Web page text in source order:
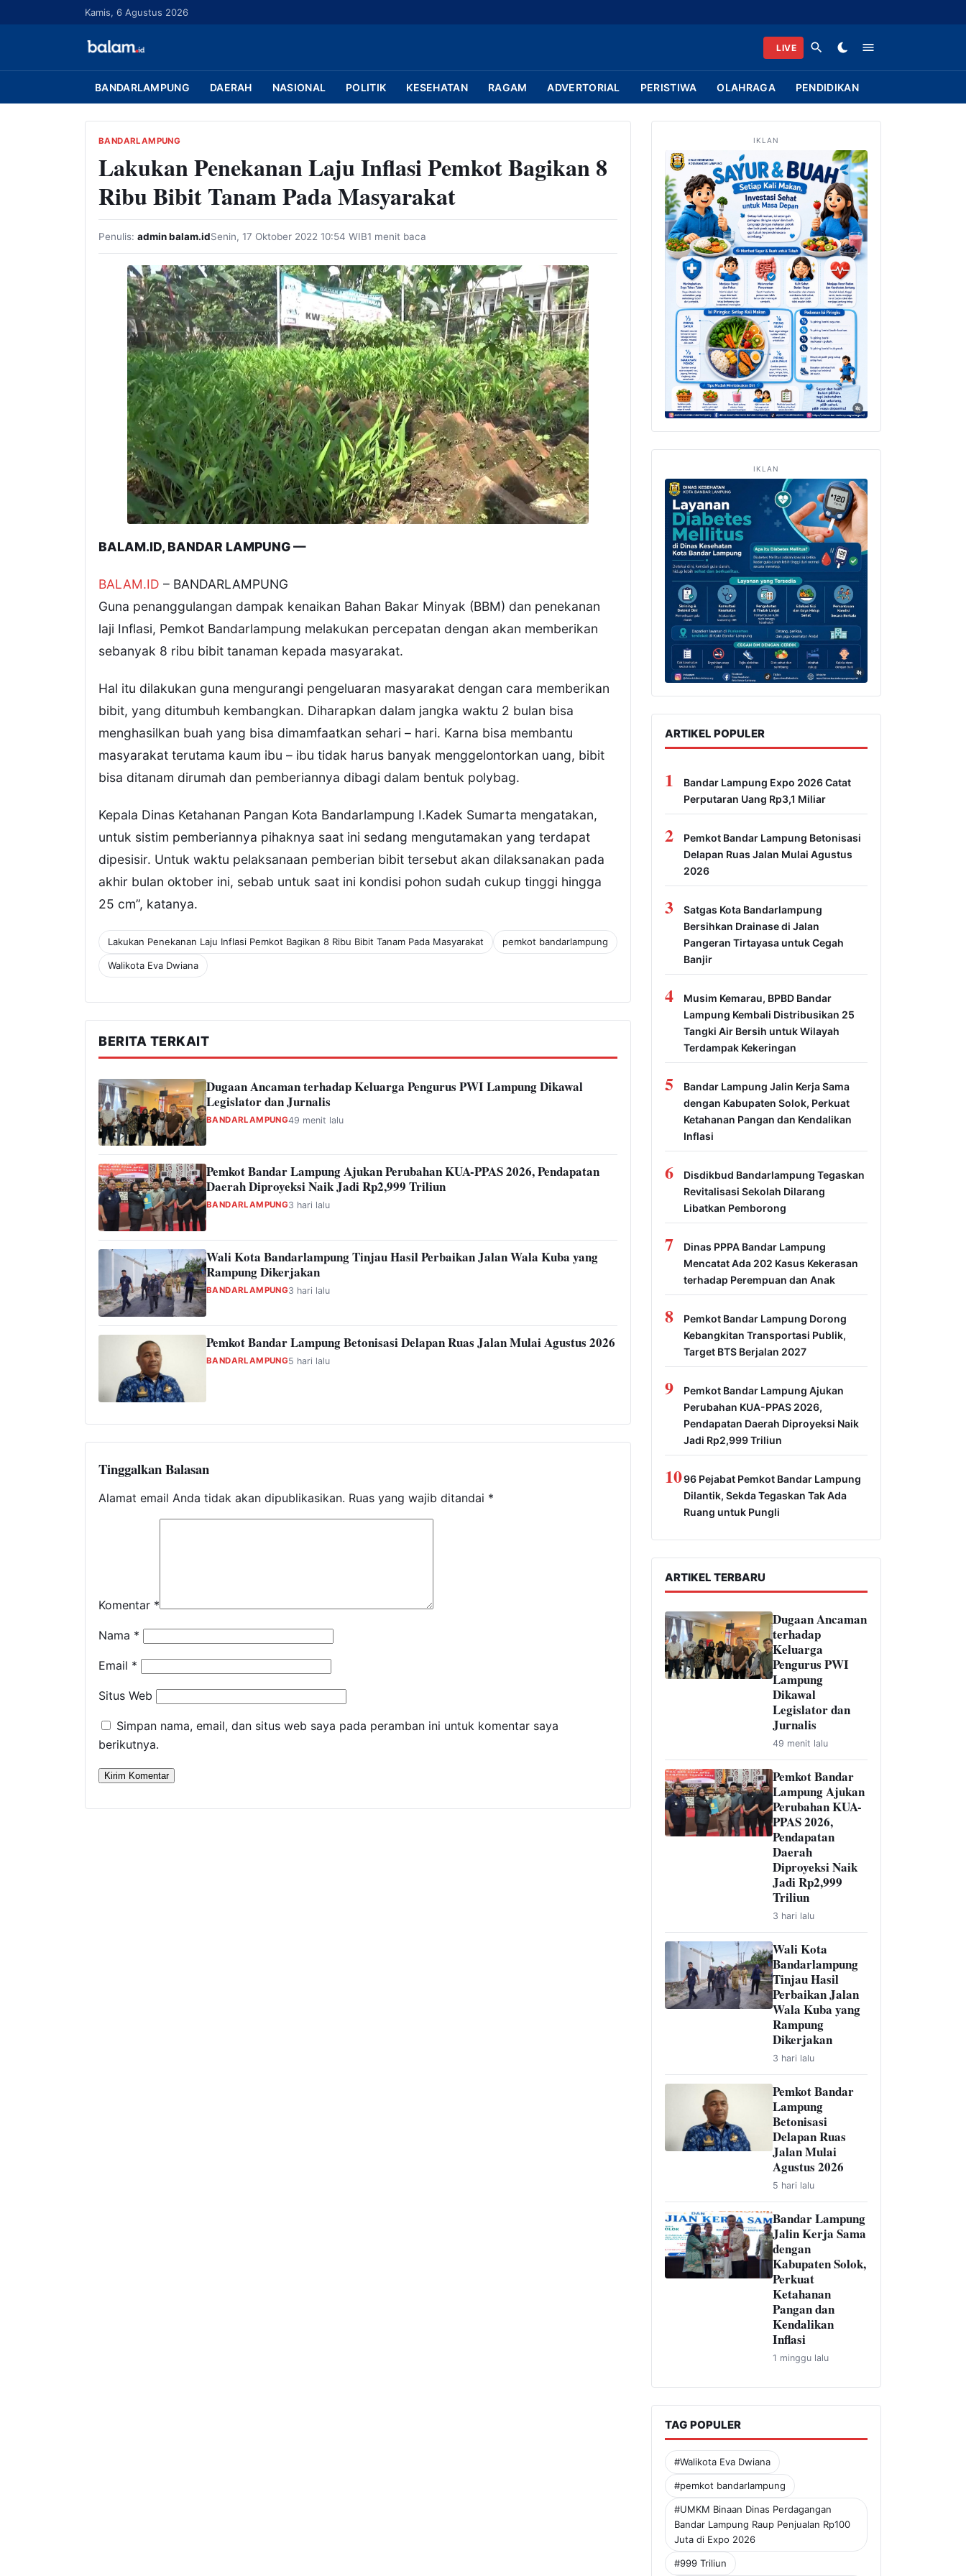
u
Kamis, 6 Agustus 2026
LIVE
BANDARLAMPUNG DAERAH NASIONAL POLITIK KESEHATAN RAGAM ADVERTORIAL PERISTIWA OLAHRAGA PENDIDIKAN
BANDARLAMPUNG
Lakukan Penekanan Laju Inflasi Pemkot Bagikan 8
Ribu Bibit Tanam Pada Masyarakat
Penulis: admin balam.idSenin, 17 Oktober 2022 10:54 WIB1 menit baca
BALAM.ID, BANDAR LAMPUNG —
BALAM.ID – BANDARLAMPUNG
Guna penanggulangan dampak kenaikan Bahan Bakar Minyak (BBM) dan penekanan
laji Inflasi, Pemkot Bandarlampung melakukan percepatan dengan akan memberikan
sebanyak 8 ribu bibit tanaman kepada masyarakat.
Hal itu dilakukan guna mengurangi pengeluaran masyarakat dengan cara memberikan
bibit, yang ditumbuh kembangkan. Diharapkan dalam jangka waktu 2 bulan bisa
menghasilkan buah yang bisa dimamfaatkan sehari – hari. Karna bisa membantu
masyarakat terutama kaum ibu – ibu tidak harus banyak menggelontorkan uang, bibit
bisa ditanam dirumah dan pemberiannya dibagi dalam bentuk polybag.
Kepala Dinas Ketahanan Pangan Kota Bandarlampung I.Kadek Sumarta mengatakan,
untuk sistim pemberiannya pihaknya saat ini sedang mengutamakan yang terdapat
dipesisir. Untuk waktu pelaksanaan pemberian bibit tersebut akan dilaksanakan pada
akhir bulan oktober ini, sebab untuk saat ini kondisi pohon sudah cukup tinggi hingga
25 cm”, katanya.
Lakukan Penekanan Laju Inflasi Pemkot Bagikan 8 Ribu Bibit Tanam Pada Masyarakat pemkot bandarlampung
Walikota Eva Dwiana
BERITA TERKAIT
Dugaan Ancaman terhadap Keluarga Pengurus PWI Lampung Dikawal
Legislator dan Jurnalis
BANDARLAMPUNG49 menit lalu
Pemkot Bandar Lampung Ajukan Perubahan KUA-PPAS 2026, Pendapatan
Daerah Diproyeksi Naik Jadi Rp2,999 Triliun
BANDARLAMPUNG3 hari lalu
Wali Kota Bandarlampung Tinjau Hasil Perbaikan Jalan Wala Kuba yang
Rampung Dikerjakan
BANDARLAMPUNG3 hari lalu
Pemkot Bandar Lampung Betonisasi Delapan Ruas Jalan Mulai Agustus 2026
BANDARLAMPUNG5 hari lalu
Tinggalkan Balasan
Alamat email Anda tidak akan dipublikasikan. Ruas yang wajib ditandai *
Komentar *
Nama *
Email *
Situs Web
Simpan nama, email, dan situs web saya pada peramban ini untuk komentar saya
berikutnya.
IKLAN
IKLAN
ARTIKEL POPULER
1
Bandar Lampung Expo 2026 Catat
Perputaran Uang Rp3,1 Miliar
2
Pemkot Bandar Lampung Betonisasi
Delapan Ruas Jalan Mulai Agustus
2026
3
Satgas Kota Bandarlampung
Bersihkan Drainase di Jalan
Pangeran Tirtayasa untuk Cegah
Banjir
4
Musim Kemarau, BPBD Bandar
Lampung Kembali Distribusikan 25
Tangki Air Bersih untuk Wilayah
Terdampak Kekeringan
5
Bandar Lampung Jalin Kerja Sama
dengan Kabupaten Solok, Perkuat
Ketahanan Pangan dan Kendalikan
Inflasi
6
Disdikbud Bandarlampung Tegaskan
Revitalisasi Sekolah Dilarang
Libatkan Pemborong
7
Dinas PPPA Bandar Lampung
Mencatat Ada 202 Kasus Kekerasan
terhadap Perempuan dan Anak
8
Pemkot Bandar Lampung Dorong
Kebangkitan Transportasi Publik,
Target BTS Berjalan 2027
9
Pemkot Bandar Lampung Ajukan
Perubahan KUA-PPAS 2026,
Pendapatan Daerah Diproyeksi Naik
Jadi Rp2,999 Triliun
1096 Pejabat Pemkot Bandar Lampung
Dilantik, Sekda Tegaskan Tak Ada
Ruang untuk Pungli
ARTIKEL TERBARU
Dugaan Ancaman
terhadap
Keluarga
Pengurus PWI
Lampung
Dikawal
Legislator dan
Jurnalis
49 menit lalu
Pemkot Bandar
Lampung Ajukan
Perubahan KUA-
PPAS 2026,
Pendapatan
Daerah
Diproyeksi Naik
Jadi Rp2,999
Triliun
3 hari lalu
Wali Kota
Bandarlampung
Tinjau Hasil
Perbaikan Jalan
Wala Kuba yang
Rampung
Dikerjakan
3 hari lalu
Pemkot Bandar
Lampung
Betonisasi
Delapan Ruas
Jalan Mulai
Agustus 2026
5 hari lalu
Bandar Lampung
Jalin Kerja Sama
dengan
Kabupaten Solok,
Perkuat
Ketahanan
Pangan dan
Kendalikan
Inflasi
1 minggu lalu
TAG POPULER
#Walikota Eva Dwiana
#pemkot bandarlampung
#UMKM Binaan Dinas Perdagangan
Bandar Lampung Raup Penjualan Rp100
Juta di Expo 2026
#999 Triliun